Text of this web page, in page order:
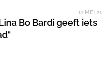
11 MEI 21
Bo Bardi geeft iets